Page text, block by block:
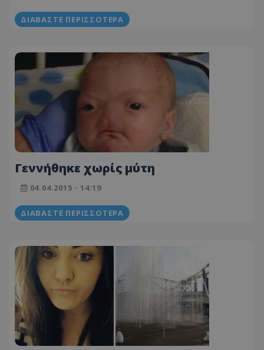
ΔΙΑΒΆΣΤΕ ΠΕΡΙΣΣΌΤΕΡΑ
Γεννήθηκε χωρίς μύτη
04.04.2015 - 14:19
ΔΙΑΒΆΣΤΕ ΠΕΡΙΣΣΌΤΕΡΑ